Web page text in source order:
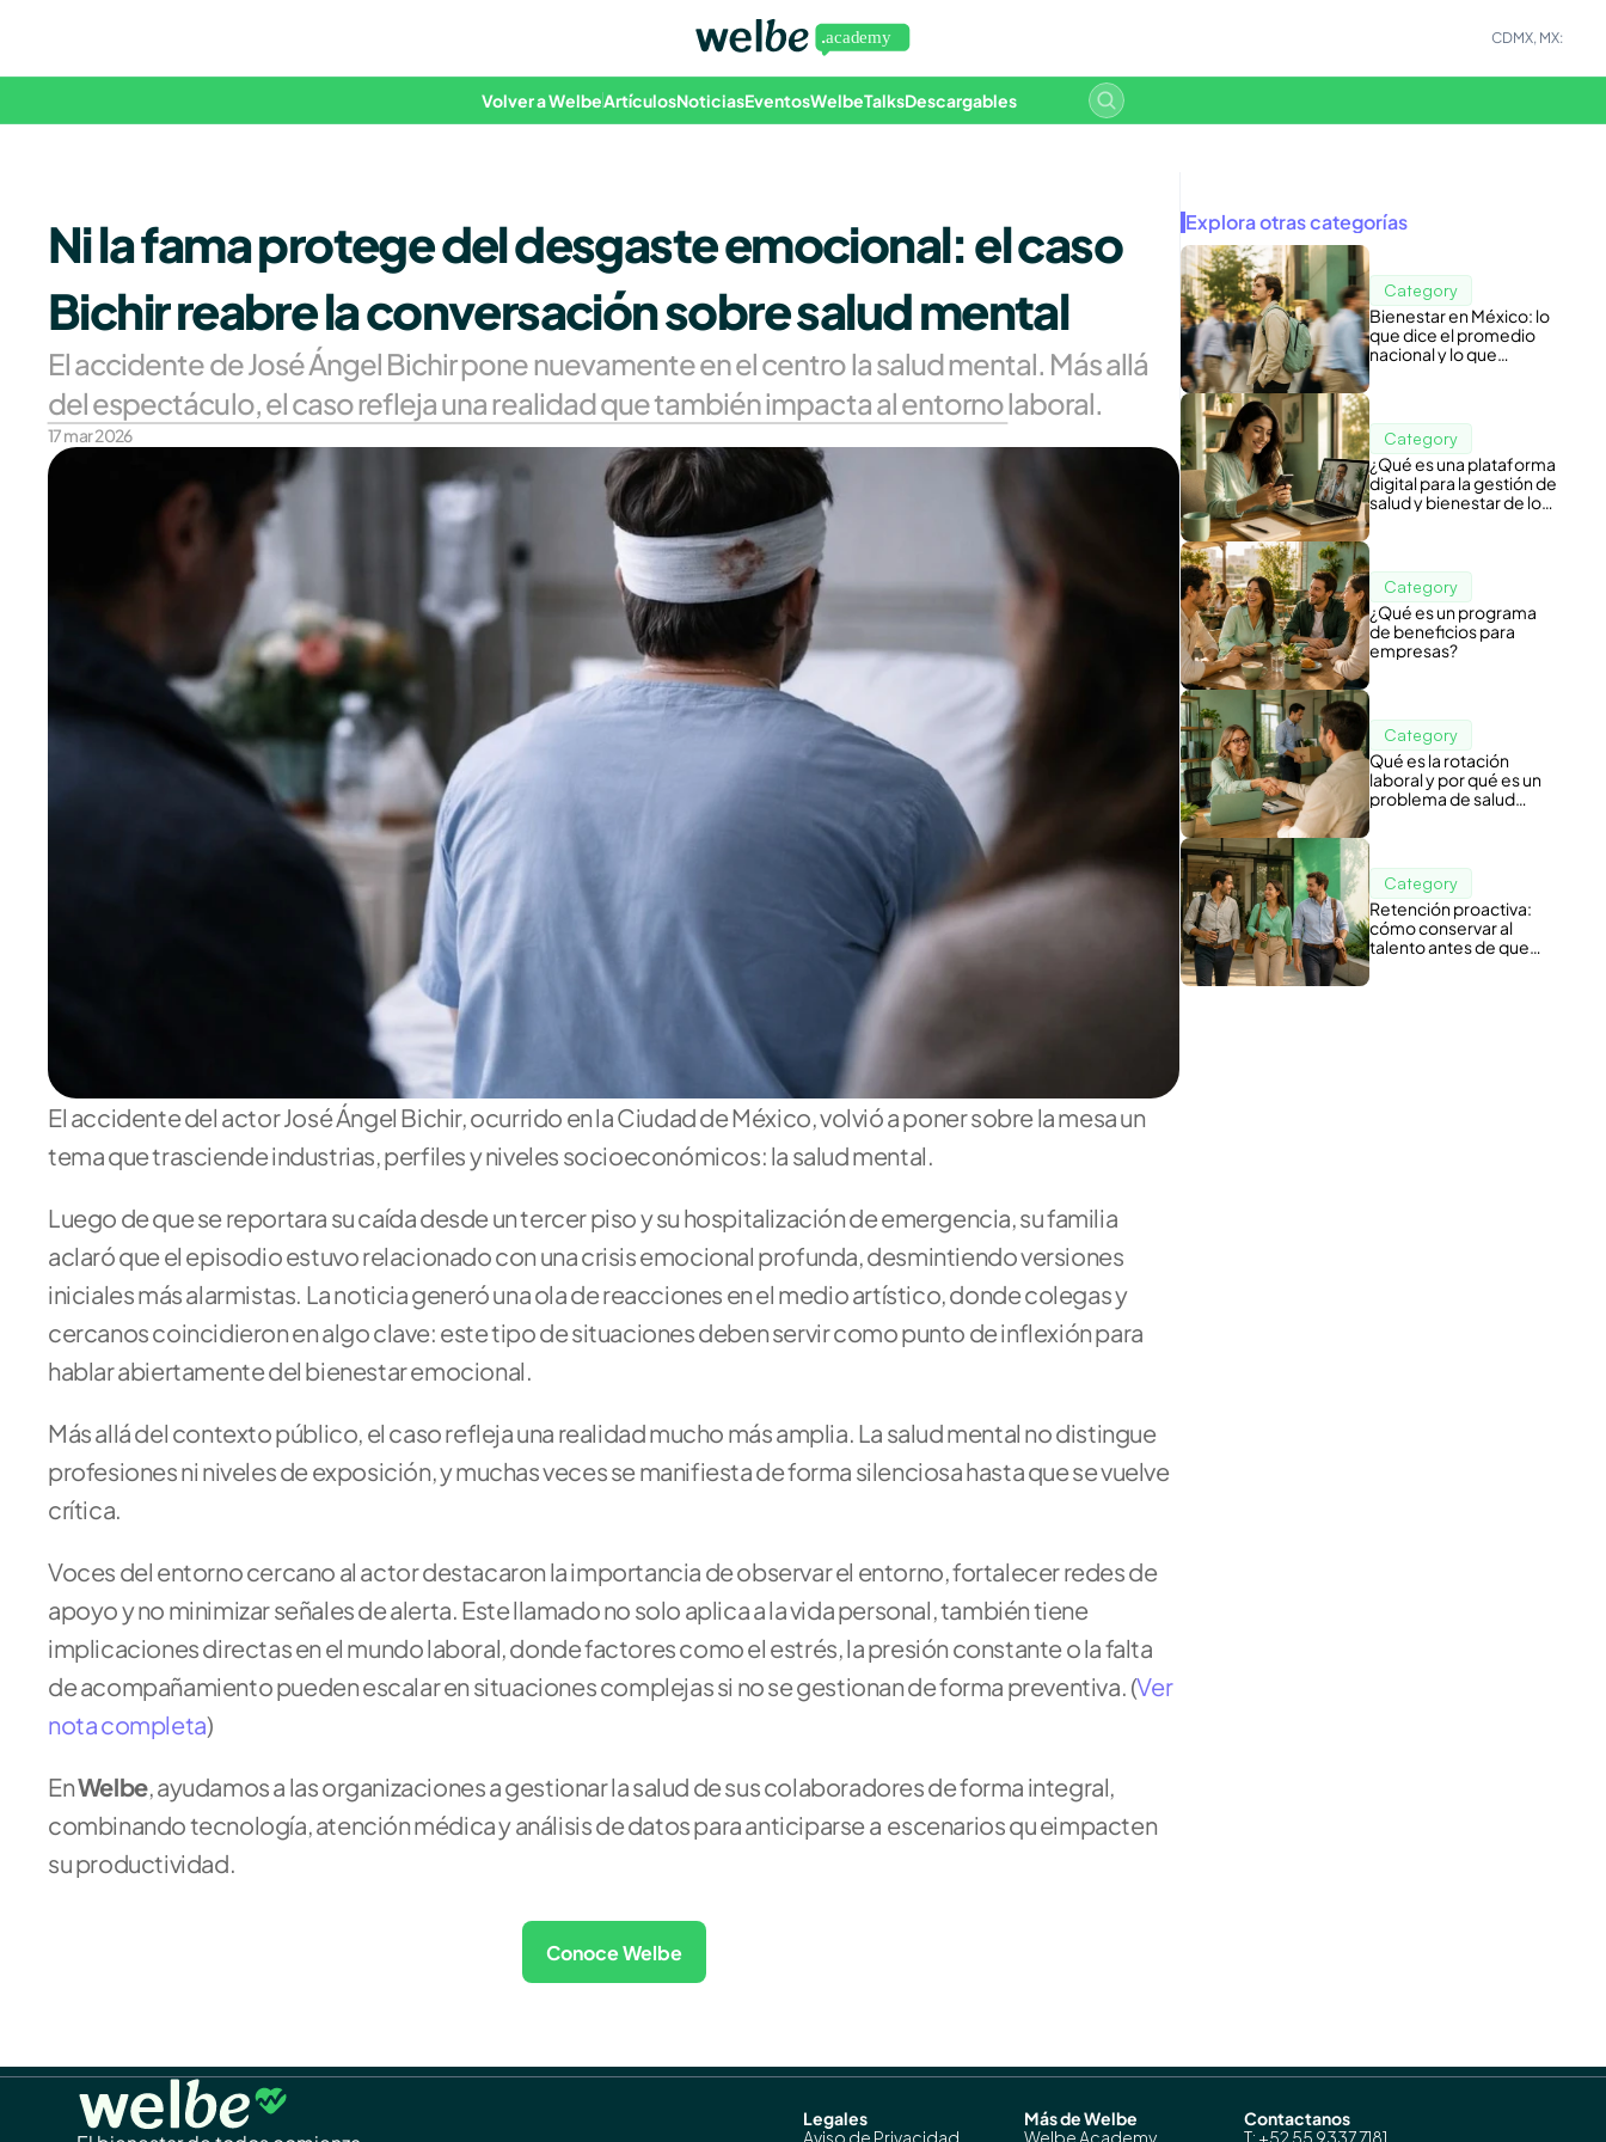
CDMX, MX:
Volver a WelbeArtículosNoticiasEventosWelbeTalksDescargables
Ni la fama protege del desgaste emocional: el caso
Bichir reabre la conversación sobre salud mental
El accidente de José Ángel Bichir pone nuevamente en el centro la salud mental. Más allá
del espectáculo, el caso refleja una realidad que también impacta al entorno laboral.
17 mar 2026
El accidente del actor José Ángel Bichir, ocurrido en la Ciudad de México, volvió a poner sobre la mesa un
tema que trasciende industrias, perfiles y niveles socioeconómicos: la salud mental.
Luego de que se reportara su caída desde un tercer piso y su hospitalización de emergencia, su familia
aclaró que el episodio estuvo relacionado con una crisis emocional profunda, desmintiendo versiones
iniciales más alarmistas. La noticia generó una ola de reacciones en el medio artístico, donde colegas y
cercanos coincidieron en algo clave: este tipo de situaciones deben servir como punto de inflexión para
hablar abiertamente del bienestar emocional.
Más allá del contexto público, el caso refleja una realidad mucho más amplia. La salud mental no distingue
profesiones ni niveles de exposición, y muchas veces se manifiesta de forma silenciosa hasta que se vuelve
crítica.
Voces del entorno cercano al actor destacaron la importancia de observar el entorno, fortalecer redes de
apoyo y no minimizar señales de alerta. Este llamado no solo aplica a la vida personal, también tiene
implicaciones directas en el mundo laboral, donde factores como el estrés, la presión constante o la falta
de acompañamiento pueden escalar en situaciones complejas si no se gestionan de forma preventiva. (Ver
nota completa)
En Welbe, ayudamos a las organizaciones a gestionar la salud de sus colaboradores de forma integral,
combinando tecnología, atención médica y análisis de datos para anticiparse a  escenarios qu eimpacten
su productividad.
Conoce Welbe
Explora otras categorías
Category
Bienestar en México: lo
que dice el promedio
nacional y lo que
Category
¿Qué es una plataforma
digital para la gestión de
salud y bienestar de los
Category
¿Qué es un programa
de beneficios para
empresas?
Category
Qué es la rotación
laboral y por qué es un
problema de salud
Category
Retención proactiva:
cómo conservar al
talento antes de que
Legales
Aviso de Privacidad
Más de Welbe
Welbe Academy
Contactanos
T: +52 55 9337 7181